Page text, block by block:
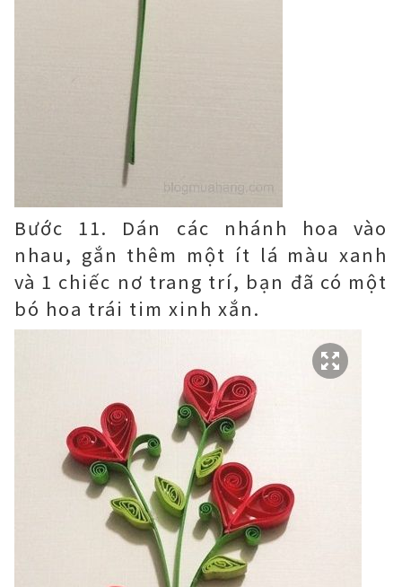
Bước 11. Dán các nhánh hoa vào
nhau, gắn thêm một ít lá màu xanh
và 1 chiếc nơ trang trí, bạn đã có một
bó hoa trái tim xinh xắn.